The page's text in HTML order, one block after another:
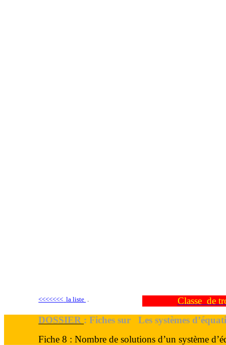
<<<<<<< laliste . Classe de
DOSSIER : Fiches sur
Les systèmes
Fiche 8 : Nombre de solutions d’un système